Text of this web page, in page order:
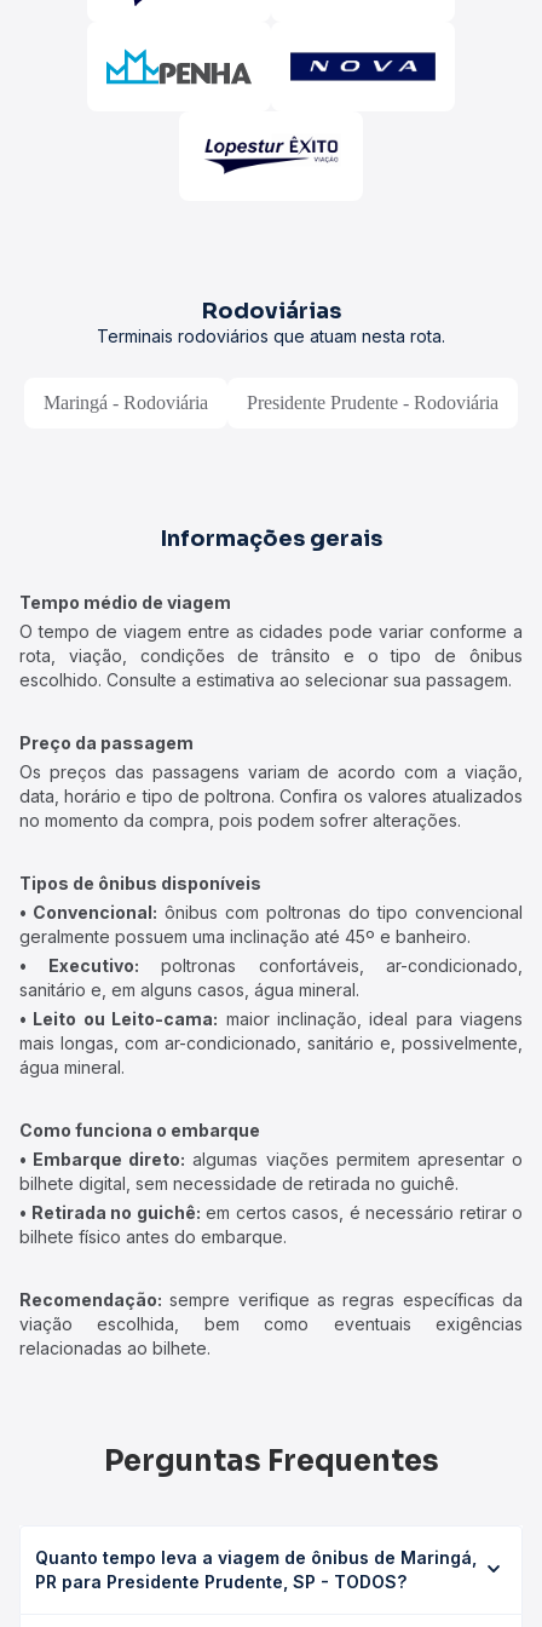
Rodoviárias
Terminais rodoviários que atuam nesta rota.
Maringá - Rodoviária Presidente Prudente - Rodoviária
Informações gerais
Tempo médio de viagem
O tempo de viagem entre as cidades pode variar conforme a
rota, viação, condições de trânsito e o tipo de ônibus
escolhido. Consulte a estimativa ao selecionar sua passagem.
Preço da passagem
Os preços das passagens variam de acordo com a viação,
data, horário e tipo de poltrona. Confira os valores atualizados
no momento da compra, pois podem sofrer alterações.
Tipos de ônibus disponíveis
• Convencional: ônibus com poltronas do tipo convencional
geralmente possuem uma inclinação até 45º e banheiro.
• Executivo: poltronas confortáveis, ar-condicionado,
sanitário e, em alguns casos, água mineral.
• Leito ou Leito-cama: maior inclinação, ideal para viagens
mais longas, com ar-condicionado, sanitário e, possivelmente,
água mineral.
Como funciona o embarque
• Embarque direto: algumas viações permitem apresentar o
bilhete digital, sem necessidade de retirada no guichê.
• Retirada no guichê: em certos casos, é necessário retirar o
bilhete físico antes do embarque.
Recomendação: sempre verifique as regras específicas da
viação escolhida, bem como eventuais exigências
relacionadas ao bilhete.
Perguntas Frequentes
Quanto tempo leva a viagem de ônibus de Maringá,
PR para Presidente Prudente, SP - TODOS?